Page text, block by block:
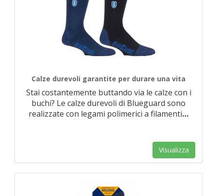
Calze durevoli garantite per durare una vita
Stai costantemente buttando via le calze con i
buchi? Le calze durevoli di Blueguard sono
realizzate con legami polimerici a filamenti…
Visualizza